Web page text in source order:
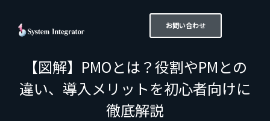
お問い合わせ
【図解】PMOとは？役割やPMとの
違い、 導入メリットを初心者向けに
徹底解説